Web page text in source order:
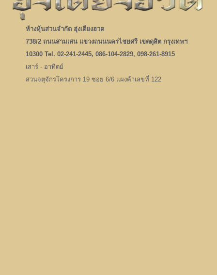
ห้างหุ้นส่วนจำกัด ฮุ่งเตียงฮวด
738/2 ถนนสามเสน แขวงถนนนครไชยศรี เขตดุสิต กรุงเทพฯ
10300 Tel. 02-241-2445, 086-104-2829, 098-261-8915
เสาร์ - อาทิตย์
สวนจตุจักรโครงการ 19 ซอย 6/6 แผงค้าเลขที่ 122